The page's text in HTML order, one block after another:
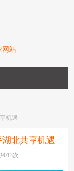
网站
机遇
湖北共享机遇
9013次